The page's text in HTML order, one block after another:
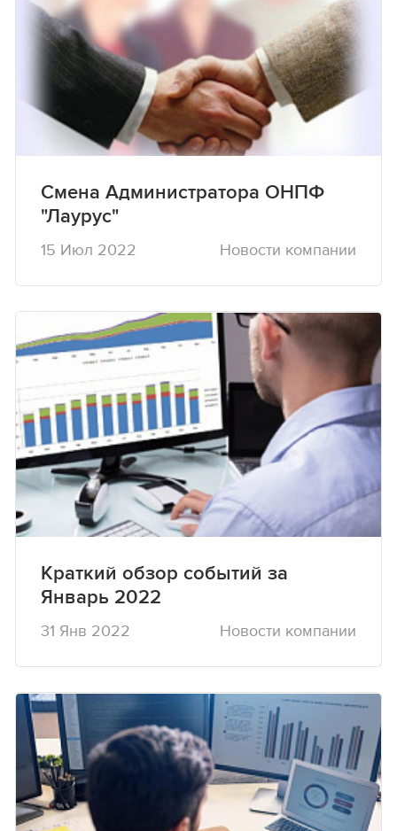
Смена Администратора ОНПФ
"Лаурус"
15 Июл 2022 Новости компании
Краткий обзор событий за
Январь 2022
31 Янв 2022 Новости компании